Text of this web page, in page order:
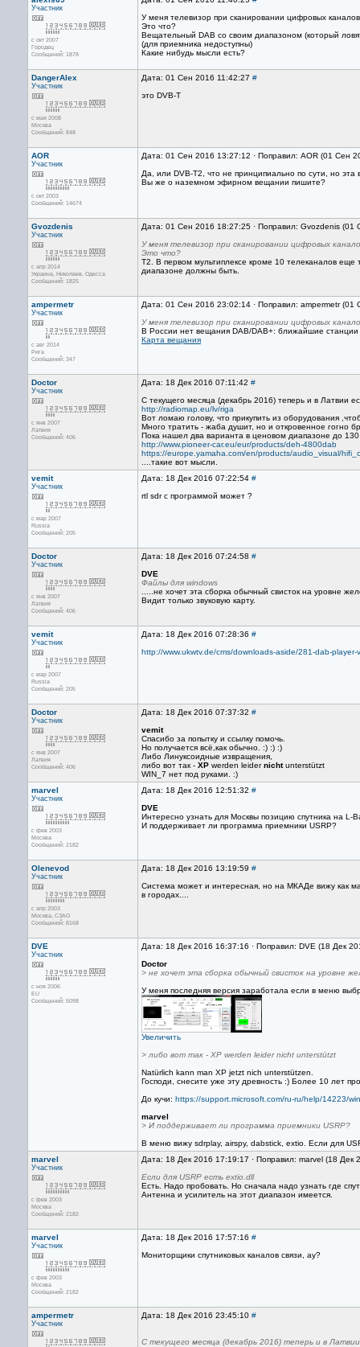
Участник
с окт 2007
Городец
Сообщений: 1878
У меня телевизор при сканировании цифровых
Это что?
Вещательный DAB со своим диапазоном (который
(для приемника недоступны)
Какие нибудь мысли есть?
DangerAlex
Участник
с мая 2008
Москва
Сообщений: 848
Дата: 01 Сен 2016 11:42:27 #
это DVB-T
AOR
Участник
с окт 2003
Сообщений: 14674
Дата: 01 Сен 2016 13:27:12 · Поправил: AOR (01 Сен
Да, или DVB-T2, что не принципиально по сути, но
Вы же о наземном эфирном вещании пишите?
Gvozdenis
Участник
с апр 2014
Украина, Николаев, Одесса
Сообщений: 1825
Дата: 01 Сен 2016 18:27:25 · Поправил: Gvozdenis
У меня телевизор при сканировании цифровых
Это что?
Т2. В первом мультиплексе кроме 10 телеканалов
диапазоне должны быть.
ampermetr
Участник
с авг 2014
Рига
Сообщений: 347
Дата: 01 Сен 2016 23:02:14 · Поправил: ampermetr
У меня телевизор при сканировании цифровых
В России нет вещания DAB/DAB+: ближайшие
Карта вещания
Doctor
Участник
с янв 2007
Латвия
Сообщений: 406
Дата: 18 Дек 2016 07:11:42 #
С текущего месяца (декабрь 2016) теперь и в Латвии
http://radiomap.eu/lv/riga
Вот ломаю голову, что прикупить из оборудования
Много тратить - жаба душит, но и откровенное гогно
Пока нашел два варианта в ценовом диапазоне до
http://www.pioneer-car.eu/eur/products/deh-4800dab
https://europe.yamaha.com/en/products/audio_visual/
....такие вот мысли.
vemit
Участник
с мар 2007
Russia
Сообщений: 205
Дата: 18 Дек 2016 07:22:54 #
rtl sdr c программой может ?
Doctor
Участник
с янв 2007
Латвия
Сообщений: 406
Дата: 18 Дек 2016 07:24:58 #
DVE
Файлы для windows
.....не хочет эта сборка обычный свисток на уровне
Видит только звуковую карту.
vemit
Участник
с мар 2007
Russia
Сообщений: 205
Дата: 18 Дек 2016 07:28:36 #
http://www.ukwtv.de/cms/downloads-aside/281-dab-
Doctor
Участник
с янв 2007
Латвия
Сообщений: 406
Дата: 18 Дек 2016 07:37:32 #
vemit
Спасибо за попытку и ссылку помочь.
Но получается всё,как обычно. :) :) :)
Либо Линуксоидные извращения,
либо вот так - XP werden leidernichtunterstützt
WIN_7 нет под руками. :)
marvel
Участник
с фев 2003
Москва
Сообщений: 2182
Дата: 18 Дек 2016 12:51:32 #
DVE
Интересно узнать для Москвы позицию спутника на L-
И поддерживает ли программа приемники USRP?
Olenevod
Участник
с апр 2003
Москва, СЗАО
Сообщений: 8168
Дата: 18 Дек 2016 13:19:59 #
Система может и интересная, но на МКАДе вижу как
в городах....
DVE
Участник
с ноя 2006
EU
Сообщений: 5098
Дата: 18 Дек 2016 16:37:16 · Поправил: DVE (18 Дек
Doctor
> не хочет эта сборка обычный свисток на уровне
У меня последняя версия заработала если в меню
Увеличить
> либо вот так - XP werden leider nicht unterstützt
Natürlich kann man XP jetzt nich unterstützen.
Господи, снесите уже эту древность :) Более 10 лет
До кучи: https://support.microsoft.com/ru-ru/help/14223/
marvel
> И поддерживает ли программа приемники USRP?
В меню вижу sdrplay, airspy, dabstick, extio. Если для
marvel
Участник
с фев 2003
Москва
Сообщений: 2182
Дата: 18 Дек 2016 17:19:17 · Поправил: marvel (18 Дек
Если для USRP есть extio.dll
Есть. Надо пробовать. Но сначала надо узнать где
Антенна и усилитель на этот диапазон имеется.
marvel
Участник
с фев 2003
Москва
Сообщений: 2182
Дата: 18 Дек 2016 17:57:16 #
Мониторщики спутниковых каналов связи, ау?
ampermetr
Участник
Дата: 18 Дек 2016 23:45:10 #
С текущего месяца (декабрь 2016) теперь и в